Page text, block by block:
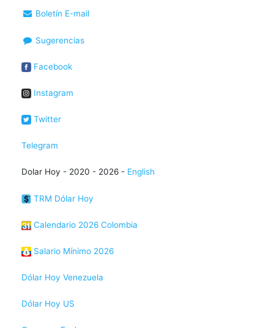
Boletín E-mail
Sugerencias
Facebook
Instagram
Twitter
Telegram
Dolar Hoy - 2020 - 2026 - English
TRM Dólar Hoy
Calendario 2026 Colombia
Salario Mínimo 2026
Dólar Hoy Venezuela
Dólar Hoy US